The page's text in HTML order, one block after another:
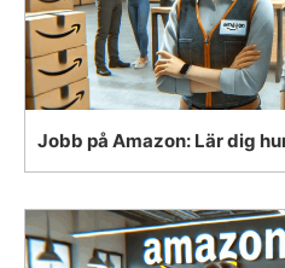
Jobb på Amazon: Lär dig